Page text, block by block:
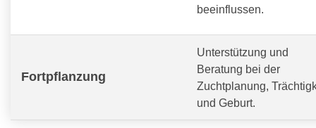
beeinflussen.
Fortpflanzung
Unterstützung und
Beratung bei der
Zuchtplanung,
und Geburt.